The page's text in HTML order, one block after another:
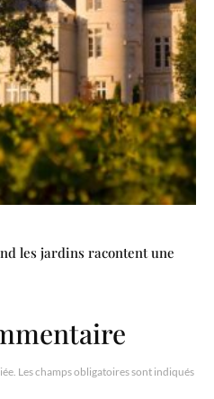
les jardins racontent une
Les champs obligatoires sont indiqués